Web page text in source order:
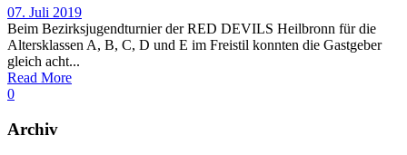
07. Juli 2019
Beim Bezirksjugendturnier der RED DEVILS Heilbronn für die
Altersklassen A, B, C, D und E im Freistil konnten die Gastgeber
gleich acht...
Read More
0
Archiv